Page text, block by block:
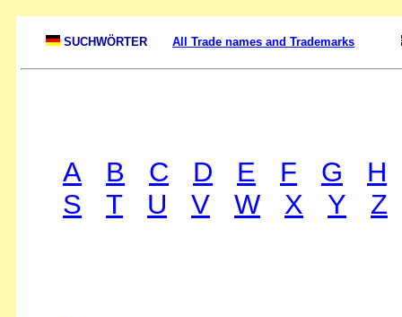
SUCHWÖRTER All Trade names and Trademarks
A B C D E F G
H
S
T U V W X Y Z